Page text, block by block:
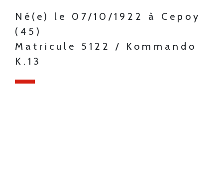
Né(e) le 07/10/1922 à Cepoy
(45)
Matricule 5122 / Kommando
K.13